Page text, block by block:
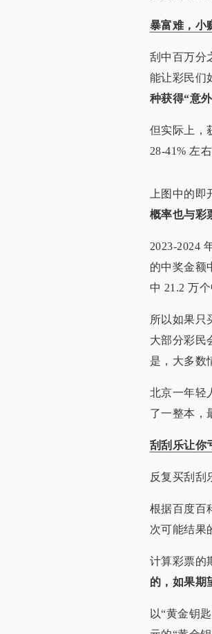
暴富难，小
刮中百万分
能让彩民们
种获得“意
但实际上，
28-41% 左
上图中的
概率也与彩
2023-2024
的中奖金额
中 21.2 万
所以如果只
大部分彩民
是，大多数
北京一年轻
了一整本，
刮刮乐让你
反复买刮刮
根据百度百
次可能结果
计算彩票的
的，如果期
以“黄金钥